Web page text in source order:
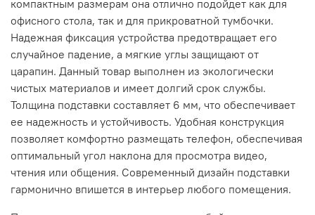
компактным размерам она отлично подойдет как для
офисного стола, так и для прикроватной тумбочки.
Надежная фиксация устройства предотвращает его
случайное падение, а мягкие углы защищают от
царапин. Данный товар выполнен из экологически
чистых материалов и имеет долгий срок службы.
Толщина подставки составляет 6 мм, что обеспечивает
ее надежность и устойчивость. Удобная конструкция
позволяет комфортно размещать телефон, обеспечивая
оптимальный угол наклона для просмотра видео,
чтения или общения. Современный дизайн подставки
гармонично впишется в интерьер любого помещения.